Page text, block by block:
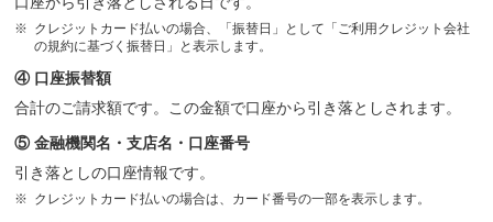
クレジットカード払いの場合、「振替日」として「ご利用クレジット会社
の規約に基づく振替日」と表示します。
④ 口座振替額
合計のご請求額です。この金額で口座から引き落としされます。
⑤ 金融機関名・支店名・口座番号
引き落としの口座情報です。
クレジットカード払いの場合は、カード番号の一部を表示します。